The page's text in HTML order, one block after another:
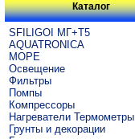
Каталог
SFILIGOI МГ+Т5
AQUATRONICA
МОРЕ
Освещение
Фильтры
Помпы
Компрессоры
Нагреватели Термометры
Грунты и декорации